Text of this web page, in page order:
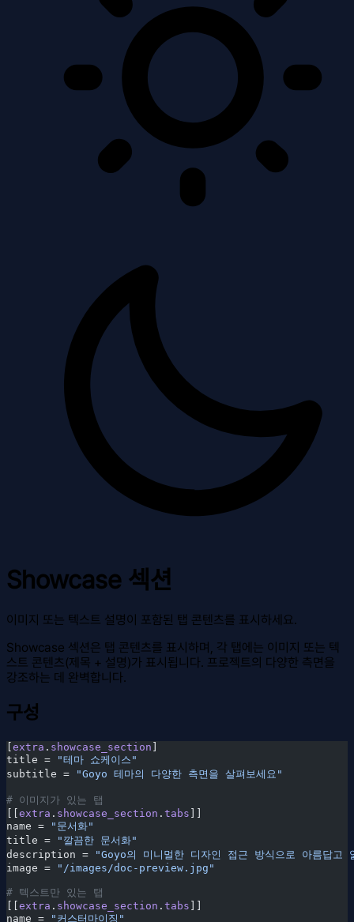
Showcase 섹션
이미지 또는 텍스트 설명이 포함된 탭 콘텐츠를 표시하세요.
Showcase 섹션은 탭 콘텐츠를 표시하며, 각 탭에는 이미지 또는 텍
스트 콘텐츠(제목 + 설명)가 표시됩니다. 프로젝트의 다양한 측면을
강조하는 데 완벽합니다.
구성
extra . showcase_section
title = "테마 쇼케이스"
subtitle = "Goyo 테마의 다양한 측면을 살펴보세요"
# 이미지가 있는 탭
extra . showcase_section . tabs
name = "문서화"
title = "깔끔한 문서화"
description = "Goyo의 미니멀한 디자인 접근 방식으로 아름답고
image = "/images/doc-preview.jpg"
# 텍스트만 있는 탭
extra . showcase_section . tabs
name = "커스터마이징"